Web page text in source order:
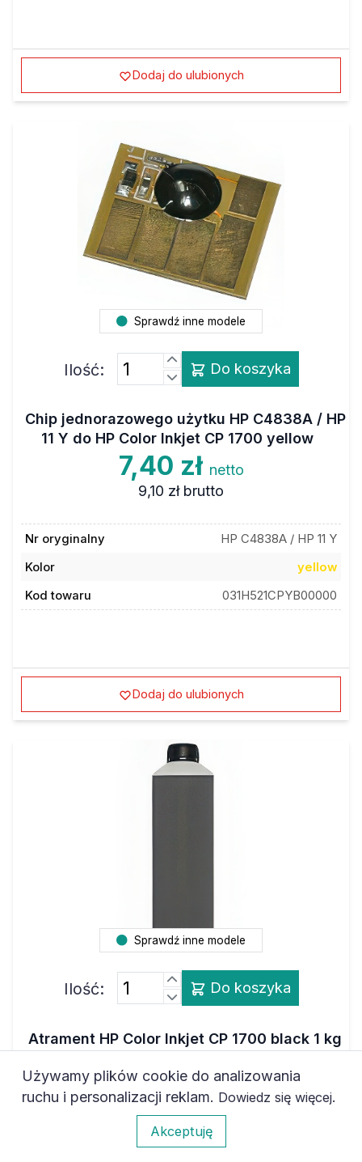
Dodaj do ulubionych
Sprawdź inne modele
Ilość: Do koszyka
Chip jednorazowego użytku HP C4838A / HP
11 Y do HP Color Inkjet CP 1700 yellow
7,40 zł netto
9,10 zł brutto
Nr oryginalny
HP C4838A / HP 11 Y
Kolor
yellow
Kod towaru
031H521CPYB00000
Dodaj do ulubionych
Sprawdź inne modele
Ilość: Do koszyka
Atrament HP Color Inkjet CP 1700 black 1 kg
150,54 złnetto
185,16 zł
Używamy plików cookie do analizowania
ruchu i personalizacji reklam. Dowiedz się więcej.
Akceptuję